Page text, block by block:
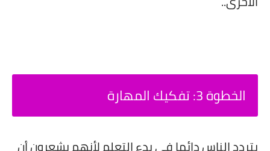
الخطوة 3: تفكيك المهارة
يتردد الناس دائما في بدء التعلم لأنهم يشعرون أن